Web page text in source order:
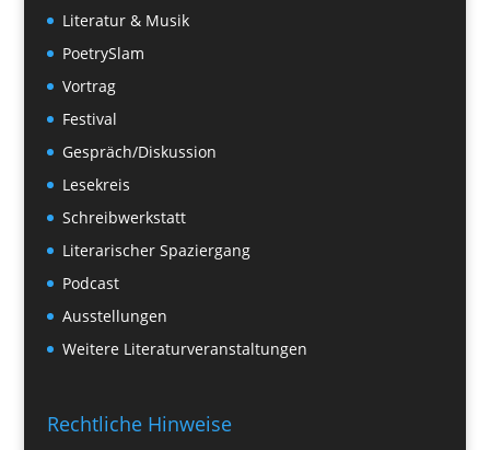
Literatur & Musik
PoetrySlam
Vortrag
Festival
Gespräch/Diskussion
Lesekreis
Schreibwerkstatt
Literarischer Spaziergang
Podcast
Ausstellungen
Weitere Literaturveranstaltungen
Rechtliche Hinweise